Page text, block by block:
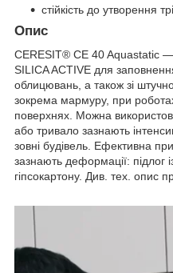
стійкість до утворення
Опис
CERESIT® CE 40 Aquastatic —
SILICA ACTIVE для
облицювань, а також зі
зокрема мармуру, при
поверхнях. Можна
або тривало зазнають
зовні будівель. Ефективна
зазнають деформації: підлог
гіпсокартону. Див. тех. опис